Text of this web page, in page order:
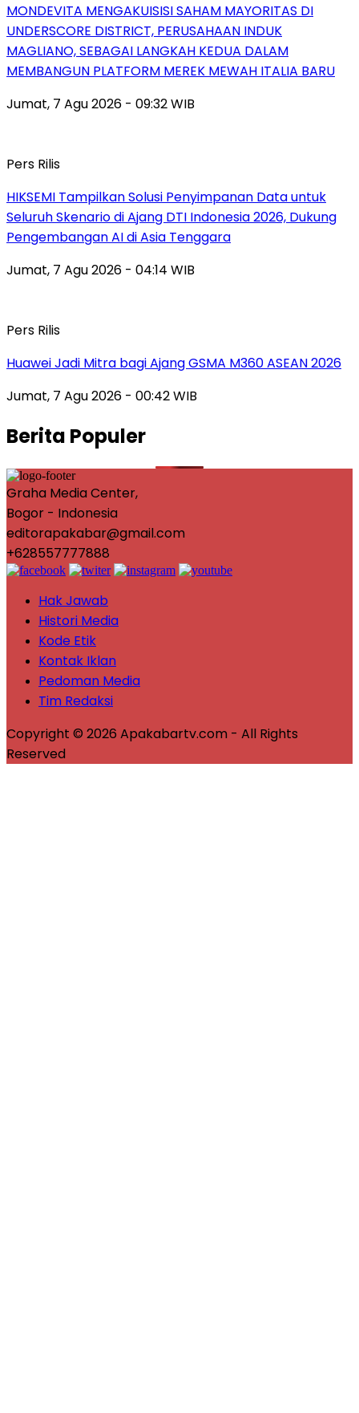
MONDEVITA MENGAKUISISI SAHAM MAYORITAS DI
UNDERSCORE DISTRICT, PERUSAHAAN INDUK
MAGLIANO, SEBAGAI LANGKAH KEDUA DALAM
MEMBANGUN PLATFORM MEREK MEWAH ITALIA BARU
Jumat, 7 Agu 2026 - 09:32 WIB
Pers Rilis
HIKSEMI Tampilkan Solusi Penyimpanan Data untuk
Seluruh Skenario di Ajang DTI Indonesia 2026, Dukung
Pengembangan AI di Asia Tenggara
Jumat, 7 Agu 2026 - 04:14 WIB
Pers Rilis
Huawei Jadi Mitra bagi Ajang GSMA M360 ASEAN 2026
Jumat, 7 Agu 2026 - 00:42 WIB
Berita Populer
Graha Media Center,
Bogor - Indonesia
editorapakabar@gmail.com
+628557777888
Hak Jawab
Histori Media
Kode Etik
Kontak Iklan
Pedoman Media
Tim Redaksi
Copyright © 2026 Apakabartv.com - All Rights
Reserved